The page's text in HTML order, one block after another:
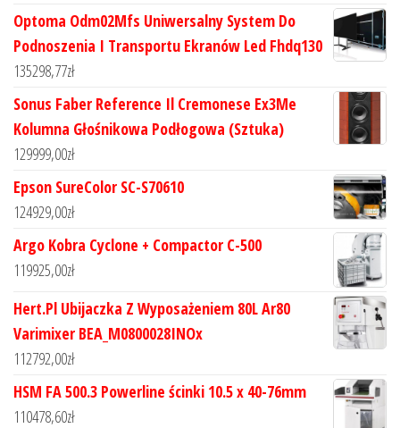
Optoma Odm02Mfs Uniwersalny System Do
Podnoszenia I Transportu Ekranów Led Fhdq130
135298,77zł
Sonus Faber Reference Il Cremonese Ex3Me
Kolumna Głośnikowa Podłogowa (Sztuka)
129999,00zł
Epson SureColor SC-S70610
124929,00zł
Argo Kobra Cyclone + Compactor C-500
119925,00zł
Hert.Pl Ubijaczka Z Wyposażeniem 80L Ar80
Varimixer BEA_M0800028INOx
112792,00zł
HSM FA 500.3 Powerline ścinki 10.5 x 40-76mm
110478,60zł